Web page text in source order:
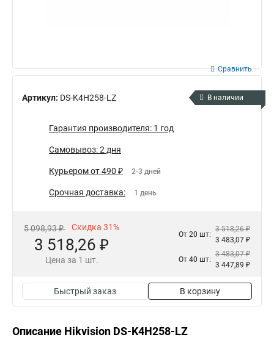
Артикул: DS-K4H258-LZ
Сравнить
В наличии
Гарантия производителя: 1 год
Самовывоз: 2 дня
Курьером от 490 ₽ 2-3 дней
Срочная доставка: 1 день
5 098,93 ₽ Скидка 31%
3 518,26 ₽
Цена за 1 шт.
От 20 шт:
3 518,26 ₽
3 483,07 ₽
От 40 шт:
3 483,07 ₽
3 447,89 ₽
Быстрый заказ В корзину
Описание Hikvision DS-K4H258-LZ